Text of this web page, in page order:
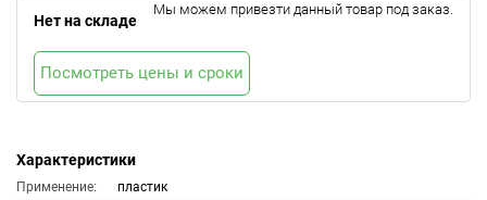
Характеристики
Применение:
пластик
Нет на складе
Мы можем привезти данный товар под заказ.
Посмотреть цены и сроки